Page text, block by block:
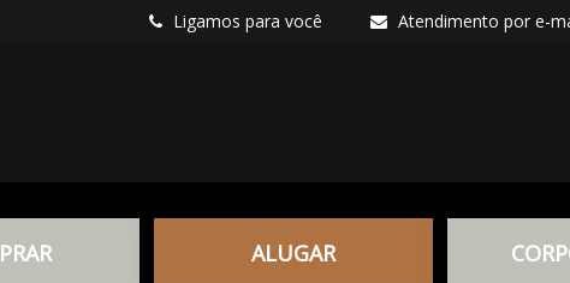
Ligamos para você Atendimento por e-
ALUGAR